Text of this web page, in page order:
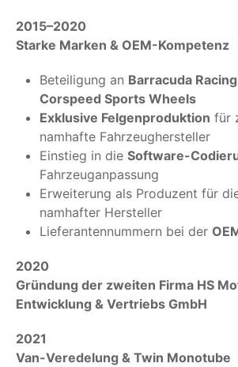
2015–2020
Starke Marken & OEM-Kompetenz
Beteiligung an Barracuda
Corspeed Sports Wheels
Exklusive Felgenproduktion für
namhafte Fahrzeughersteller
Einstieg in die Software-
Fahrzeuganpassung
Erweiterung als Produzent für
namhafter Hersteller
Lieferantennummern bei der
2020
Gründung der zweiten Firma HS
Entwicklung & Vertriebs GmbH
2021
Van-Veredelung & Twin Monotube